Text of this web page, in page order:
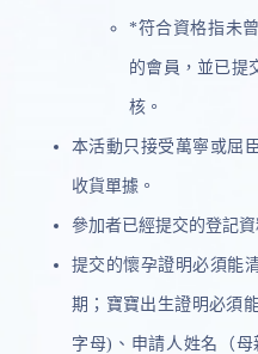
*符合資格指未
的會員，並已提
核。
本活動只接受萬寧或屈
收貨單據。
參加者已經提交的登記
提交的懷孕證明必須能
期；寶寶出生證明必須
字母)、申請人姓名（